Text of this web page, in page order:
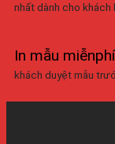
nhất dành cho khách
In mẫu miễnphí
khách duyệt mẫu